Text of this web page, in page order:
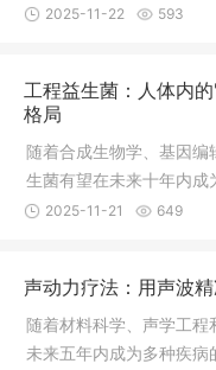
择。从单一病原体到多
测，到2030年，该领域
治疗产业的重要增长点。
2025-11-22 593
工程益生菌：人体内
格局
随着合成生物学、基因编
生菌有望在未来十年内成
治疗，从慢性病管理到
2025-11-21 649
声动力疗法：用声波
随着材料科学、声学工程
未来五年内成为多种疾